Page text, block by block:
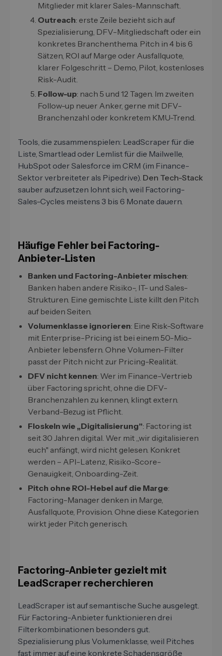
Mitglieder mit klarer Sales-Mannschaft.
Outreach: erste Zeile bezieht sich auf
Spezialisierung, DFV-Mitgliedschaft oder ein
konkretes Branchenthema. Pitch in 4 bis 6
Sätzen, ROI auf Marge oder Ausfallquote,
klarer Folgeschritt – Demo, Pilot, kostenloses
Risk-Audit.
Follow-up: nach 5 und 12 Tagen. Im zweiten
Follow-up neuer Anker, gerne mit DFV-
Branchenzahl oder konkretem KMU-Trend.
Tools, die zusammenspielen: LeadScraper für die
Liste, Smartlead oder Lemlist für die Mailwelle,
HubSpot oder Salesforce im CRM (im Finance-
Sektor verbreiteter als Pipedrive). Den Tech-Stack
sauber aufzusetzen lohnt sich, weil Factoring-
Sales-Cycles meistens 3 bis 6 Monate dauern.
Häufige Fehler bei Factoring-
Anbieter-Listen
Banken und Factoring-Anbieter mischen:
Banken haben andere Risiko-, IT- und Sales-
Strukturen. Eine gemischte Liste killt den Pitch
auf beiden Seiten.
Volumenklasse ignorieren: Eine Risk-Software
mit Enterprise-Pricing ist bei einem 50-Mio.-
Anbieter lebensfern. Ohne Volumen-Filter
passt der Pitch nicht zur Pricing-Realität.
DFV nicht kennen: Wer im Finance-Vertrieb
über Factoring spricht, ohne die DFV-
Branchenzahlen zu kennen, klingt extern.
Verband-Bezug ist Pflicht.
Floskeln wie „Digitalisierung": Factoring ist
seit 30 Jahren digital. Wer mit „wir digitalisieren
euch" anfängt, wird nicht gelesen. Konkret
werden – API-Latenz, Risiko-Score-
Genauigkeit, Onboarding-Zeit.
Pitch ohne ROI-Hebel auf die Marge:
Factoring-Manager denken in Marge,
Ausfallquote, Provision. Ohne diese Kategorien
wirkt jeder Pitch generisch.
Factoring-Anbieter gezielt mit
LeadScraper recherchieren
LeadScraper ist auf semantische Suche ausgelegt.
Für Factoring-Anbieter funktionieren drei
Filterkombinationen besonders gut.
Spezialisierung plus Volumenklasse, weil Pitches
fast immer auf eine konkrete Schadensgröße